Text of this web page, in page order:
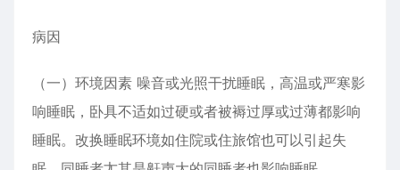
病因
（一）环境因素 噪音或光照干扰睡眠，高温或严寒影
响睡眠，卧具不适如过硬或者被褥过厚或过薄都影响
睡眠。改换睡眠环境如住院或住旅馆也可以引起失